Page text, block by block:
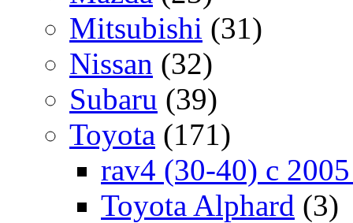
Mitsubishi (31)
Nissan (32)
Subaru (39)
Toyota (171)
rav4 (30-40) c
Toyota Alphard (3)